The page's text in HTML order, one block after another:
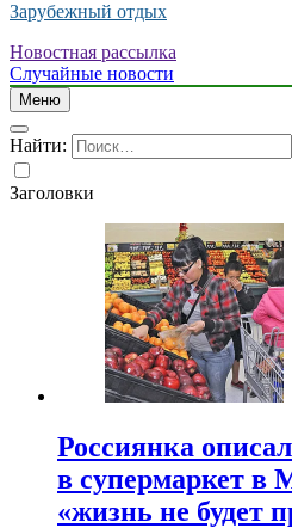
Зарубежный отдых
Новостная рассылка
Случайные новости
Меню
Найти:
Заголовки
Россиянка
в супермаркет в
«жизнь не будет